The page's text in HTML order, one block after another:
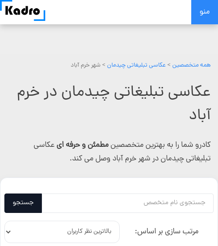
Skip
منو
همه متخصصین > عکاسی تبلیغاتی چیدمان > شهر خرم آباد
عکاسی تبلیغاتی چیدمان در خرم
آباد
کادرو شما را به بهترین متخصصینمطمئن و حرفه ایعکاسی
تبلیغاتی چیدمان در شهر خرم آباد وصل می کند.
جستجو
مرتب سازی بر اساس: